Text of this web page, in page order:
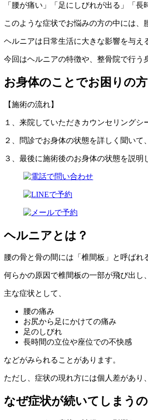
「腰が痛い」「足にしびれが出る」「長
このような症状でお悩みの方の中には、
ヘルニアは日常生活に大きな影響を与え
今回はヘルニアの特徴や、整骨院で行う
お身体のことでお困りの
【施術の流れ】
１、来院していただきカウンセリング
２、問診でお身体の状態を詳しく聞
３、最後に施術後のお身体の状態を説
ヘルニアとは？
腰の骨と骨の間には「椎間板」と呼ばれ
何らかの原因で椎間板の一部が飛び出し
主な症状として、
腰の痛み
お尻から足にかけての痛み
足のしびれ
長時間の立位や座位での不快感
などがみられることがあります。
ただし、症状の現れ方には個人差があり
なぜ症状が続いてしまうの